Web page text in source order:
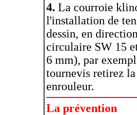
4. La courroie
l'installation de
dessin, en
circulaire SW 15
6 mm), par
tournevis retirez
enrouleur.
La prévention